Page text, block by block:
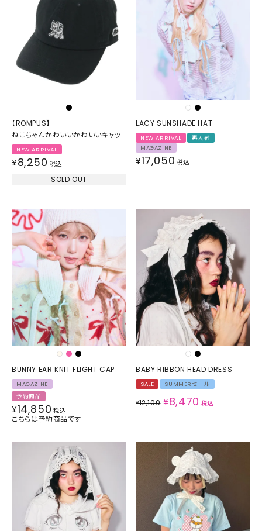
【ROMPUS】
ねこちゃんかわいいかわいいキャッ
プNEW ARRIVAL
¥8,250 税込
SOLD OUT
LACY SUNSHADE HAT
NEW ARRIVAL
再入荷
MAGAZINE
¥17,050 税込
BUNNY EAR KNIT FLIGHT CAP
MAGAZINE
予約商品
¥14,850 税込
こちらは予約商品です
BABY RIBBON HEAD DRESS
SALE SUMMERセール
¥12,100 ¥8,470 税込